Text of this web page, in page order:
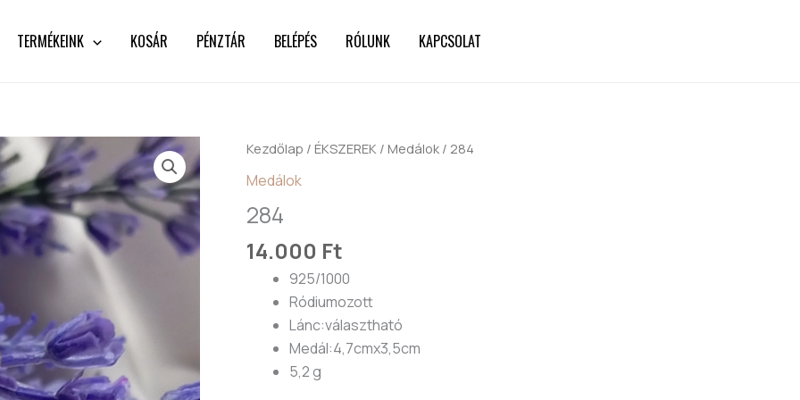
TERMÉKEINK KOSÁR PÉNZTÁR BELÉPÉS RÓLUNK KAPCSOLAT
Kezdőlap / ÉKSZEREK / Medálok / 284
Medálok
284
14.000 Ft
925/1000
Ródiumozott
Lánc:választható
Medál:4,7cmx3,5cm
5,2 g
284
mennyiség